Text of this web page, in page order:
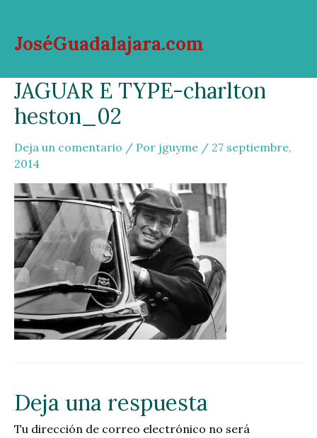
contenido
JoséGuadalajara.com
JAGUAR E TYPE-charlton
heston_02
Deja un comentario / Por jguyme / 27 septiembre,
2014
Deja una respuesta
Tu dirección de correo electrónico no será